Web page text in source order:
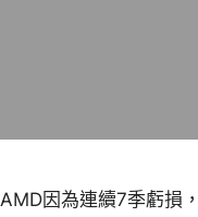
AMD因為連續7季虧損